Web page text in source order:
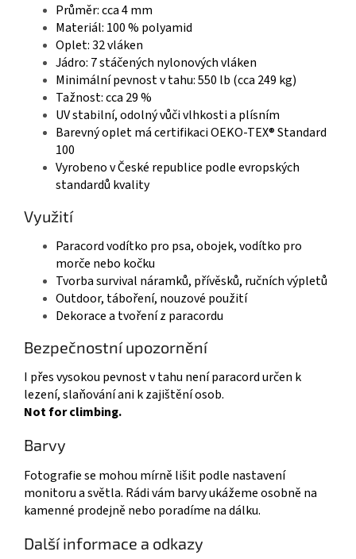
Průměr: cca 4 mm
Materiál: 100 % polyamid
Oplet: 32 vláken
Jádro: 7 stáčených nylonových vláken
Minimální pevnost v tahu: 550 lb (cca 249 kg)
Tažnost: cca 29 %
UV stabilní, odolný vůči vlhkosti a plísním
Barevný oplet má certifikaci OEKO-TEX® Standard
100
Vyrobeno v České republice podle evropských
standardů kvality
Využití
Paracord vodítko pro psa, obojek, vodítko pro
morče nebo kočku
Tvorba survival náramků, přívěsků, ručních výpletů
Outdoor, táboření, nouzové použití
Dekorace a tvoření z paracordu
Bezpečnostní upozornění
I přes vysokou pevnost v tahu není paracord určen k
lezení, slaňování ani k zajištění osob.
Not for climbing.
Barvy
Fotografie se mohou mírně lišit podle nastavení
monitoru a světla. Rádi vám barvy ukážeme osobně na
kamenné prodejně nebo poradíme na dálku.
Další informace a odkazy